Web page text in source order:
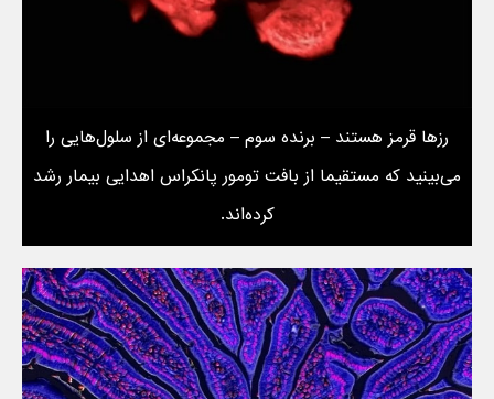
رزها قرمز هستند – برنده سوم – مجموعه‌ای از سلول‌هایی را
می‌بینید که مستقیما از بافت تومور پانکراس اهدایی بیمار رشد
کرده‌اند.